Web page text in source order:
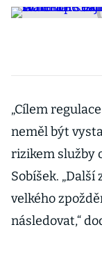
„Cílem
neměl být
rizikem služby
Sobíšek.
velkého
následovat,“